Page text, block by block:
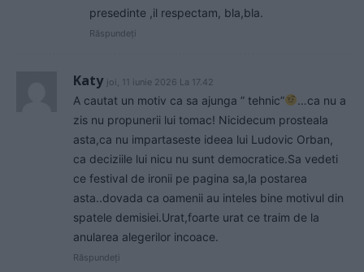
presedinte ,il respectam, bla,bla.
Răspundeți
Katy joi, 11 iunie 2026 La 17.42
A cautat un motiv ca sa ajunga ” tehnic”
…ca nu a
zis nu propunerii lui tomac! Nicidecum prosteala
asta,ca nu impartaseste ideea lui Ludovic Orban,
ca deciziile lui nicu nu sunt democratice.Sa vedeti
ce festival de ironii pe pagina sa,la postarea
asta..dovada ca oamenii au inteles bine motivul din
spatele demisiei.Urat,foarte urat ce traim de la
anularea alegerilor incoace.
Răspundeți